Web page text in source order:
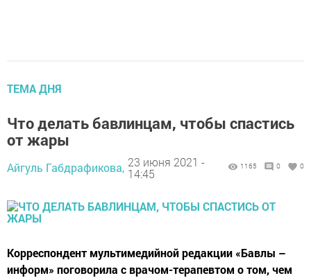
ТЕМА ДНЯ
Что делать бавлинцам, чтобы спастись
от жары
Айгуль Габдрафикова, 23 июня 2021 -
14:45
1165 0 0
Корреспондент мультимедийной редакции «Бавлы –
информ» поговорила с врачом-терапевтом о том, чем